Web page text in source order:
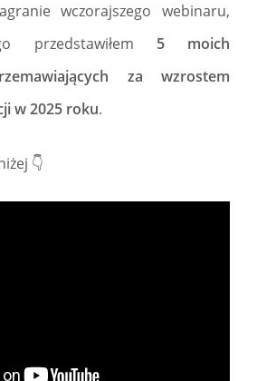
wczorajszego webinaru,
przedstawiłem 5 moich
za wzrostem
w 2025 roku.
👇